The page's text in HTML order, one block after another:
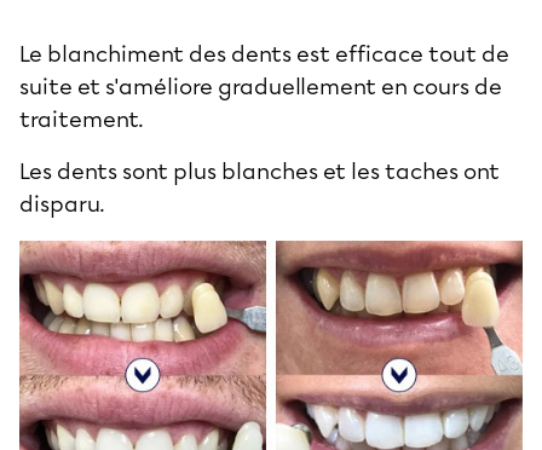
Le blanchiment des dents est efficace tout de
suite et s'améliore graduellement en cours de
traitement.
Les dents sont plus blanches et les taches ont
disparu.